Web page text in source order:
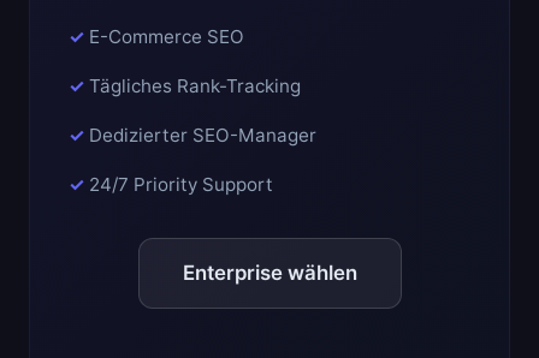
E-Commerce SEO
Tägliches Rank-Tracking
Dedizierter SEO-Manager
24/7 Priority Support
Enterprise wählen